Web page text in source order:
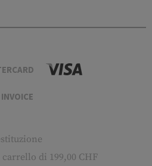
carrello di 199,00 CHF